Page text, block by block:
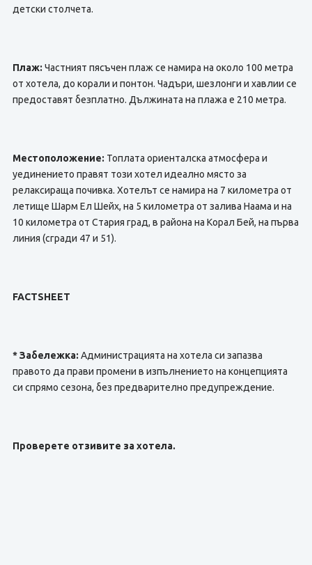
детски столчета.
Плаж: Частният пясъчен плаж се намира на около 100 метра
от хотела, до корали и понтон. Чадъри, шезлонги и хавлии се
предоставят безплатно. Дължината на плажа е 210 метра.
Местоположение: Топлата ориенталска атмосфера и
уединението правят този хотел идеално място за
релаксираща почивка. Хотелът се намира на 7 километра от
летище Шарм Ел Шейх, на 5 километра от залива Наама и на
10 километра от Стария град, в района на Корал Бей, на първа
линия (сгради 47 и 51).
FACTSHEET
* Забележка: Администрацията на хотела си запазва
правото да прави промени в изпълнението на концепцията
си спрямо сезона, без предварително предупреждение.
Проверете отзивите за хотела.